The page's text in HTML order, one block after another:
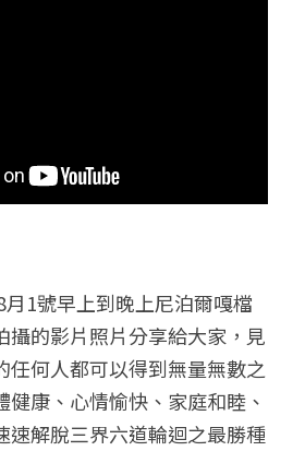
月1號早上到晚上尼泊爾嘎檔
攝的影片照片分享給大家，見
任何人都可以得到無量無數之
康、心情愉快、家庭和睦、
速解脫三界六道輪迴之最勝種